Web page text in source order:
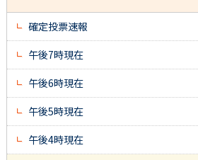
確定投票速報
午後7時現在
午後6時現在
午後5時現在
午後4時現在